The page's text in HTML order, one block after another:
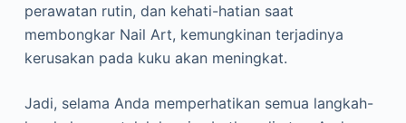
perawatan rutin, dan kehati-hatian saat
membongkar Nail Art, kemungkinan terjadinya
kerusakan pada kuku akan meningkat.
Jadi, selama Anda memperhatikan semua langkah-